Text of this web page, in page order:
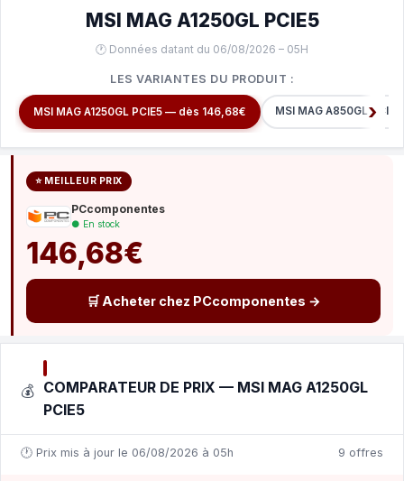
MSI MAG A1250GL PCIE5
🕐 Données datant du 06/08/2026 – 05H
LES VARIANTES DU PRODUIT :
MSI MAG A1250GL PCIE5 — dès 146,68€ MSI MAG A850GL
⭐ MEILLEUR PRIX
PCcomponentes
● En stock
146,68€
🛒 Acheter chez PCcomponentes →
💰 COMPARATEUR DE PRIX — MSI MAG A1250GL
PCIE5
🕐 Prix mis à jour le 06/08/2026 à 05h 9 offres